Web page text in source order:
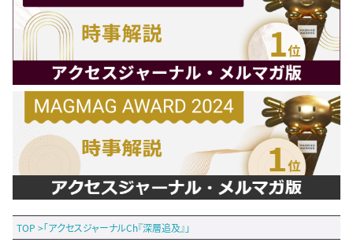
TOP >「アクセスジャーナルCh『深層追及』」